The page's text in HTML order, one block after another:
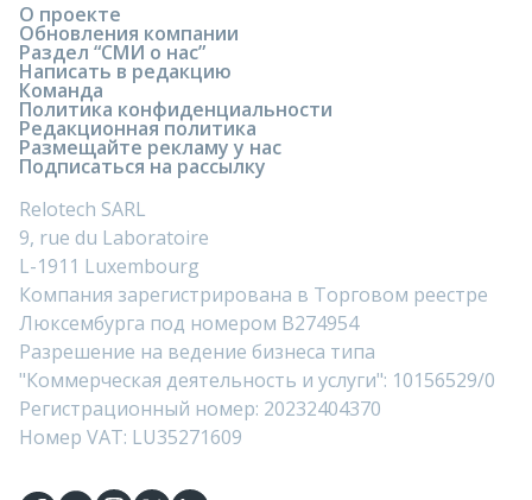
О проекте
Обновления компании
Раздел “СМИ о нас”
Написать в редакцию
Команда
Политика конфиденциальности
Редакционная политика
Размещайте рекламу у нас
Подписаться на рассылку
Relotech SARL
9, rue du Laboratoire
L-1911 Luxembourg
Компания зарегистрирована в Торговом реестре
Люксембурга под номером B274954
Разрешение на ведение бизнеса типа
"Коммерческая деятельность и услуги": 10156529/0
Регистрационный номер: 20232404370
Номер VAT: LU35271609